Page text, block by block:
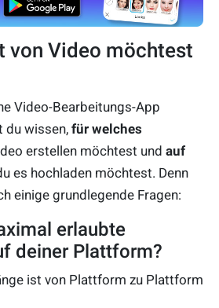
von Video möchtest
Video-Bearbeitungs-App
du wissen, für welches
erstellen möchtest und auf
es hochladen möchtest. Denn
einige grundlegende Fragen:
erlaubte
deiner Plattform?
ist von Plattform zu Plattform